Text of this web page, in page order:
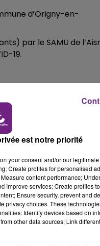
d’Origny-en-
par le SAMU de
19.
domicile.
travaillent d’ores
pu être en contact
avec un malade
est notre priorité
your consent and/or our
Create profiles for personalised
content performance;
improve services; Create profiles
Ensure security, prevent and
privacy choices. These
Identify devices based on
other data sources; Link